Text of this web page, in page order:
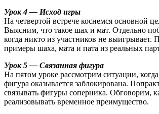
Урок 4 — Исход игры
На четвертой встрече коснемся основной
Выясним, что такое шах и мат. Отдельно
когда никто из участников не выигрывает.
примеры шаха, мата и пата из реальных
Урок 5 — Связанная фигура
На пятом уроке рассмотрим ситуации,
фигура оказывается заблокирована.
связывать фигуры соперника. Обговорим,
реализовывать временное преимущество.